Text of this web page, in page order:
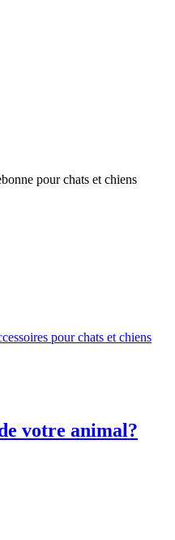
pour chats et chiens
pour chats et chiens
votre animal?